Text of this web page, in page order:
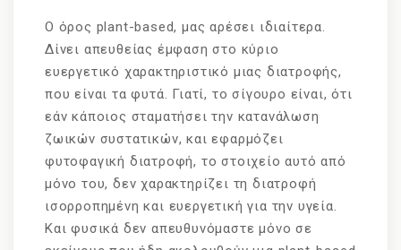
Ο όρος plant-based, μας αρέσει ιδιαίτερα.
Δίνει απευθείας έμφαση στο κύριο
ευεργετικό χαρακτηριστικό μιας διατροφής,
που είναι τα φυτά. Γιατί, το σίγουρο είναι, ότι
εάν κάποιος σταματήσει την κατανάλωση
ζωικών συστατικών, και εφαρμόζει
φυτοφαγική διατροφή, το στοιχείο αυτό από
μόνο του, δεν χαρακτηρίζει τη διατροφή
ισορροπημένη και ευεργετική για την υγεία.
Και φυσικά δεν απευθυνόμαστε μόνο σε